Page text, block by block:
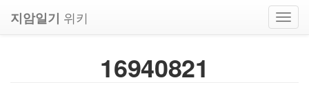
지암일기 위키
16940821